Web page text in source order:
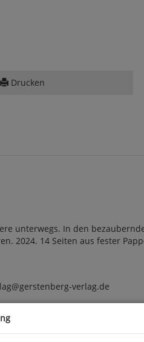
Drucken
unterwegs. In den
2024. 14 Seiten aus fester
verlag.de